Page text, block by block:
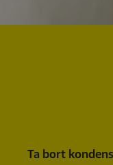
Ta bort kondens